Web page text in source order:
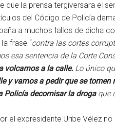
que la prensa tergiversara el
del Código de Policía
a muchos fallos de dicha
frase “contra las cortes
esa sentencia de la Corte
volcarnos a la calle. Lo único
y vamos a pedir que se
Policía decomisar la drogaque
el expresidente Uribe Vélez